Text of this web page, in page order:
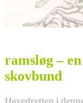
ramsløg –
skovbund
Hovedretten i